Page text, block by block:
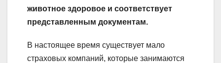
животное здоровое и соответствует
представленным документам.
В настоящее время существует мало
страховых компаний, которые занимаются